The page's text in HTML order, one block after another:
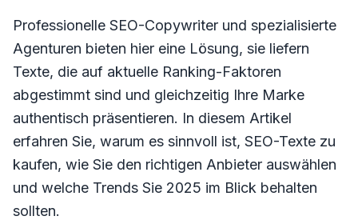
Professionelle SEO-Copywriter und spezialisierte
Agenturen bieten hier eine Lösung, sie liefern
Texte, die auf aktuelle Ranking-Faktoren
abgestimmt sind und gleichzeitig Ihre Marke
authentisch präsentieren. In diesem Artikel
erfahren Sie, warum es sinnvoll ist, SEO-Texte zu
kaufen, wie Sie den richtigen Anbieter auswählen
und welche Trends Sie 2025 im Blick behalten
sollten.